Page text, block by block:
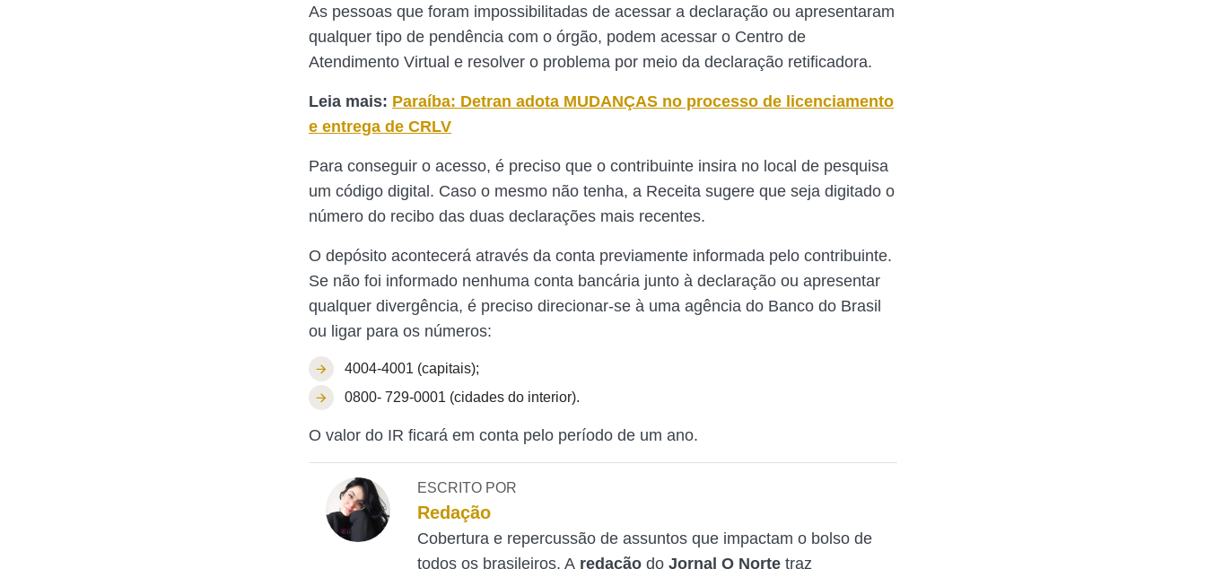
As pessoas que foram impossibilitadas de acessar a declaração ou apresentaram
qualquer tipo de pendência com o órgão, podem acessar o Centro de
Atendimento Virtual e resolver o problema por meio da declaração retificadora.
Leia mais: Paraíba: Detran adota MUDANÇAS no processo de licenciamento
e entrega de CRLV
Para conseguir o acesso, é preciso que o contribuinte insira no local de pesquisa
um código digital. Caso o mesmo não tenha, a Receita sugere que seja digitado o
número do recibo das duas declarações mais recentes.
O depósito acontecerá através da conta previamente informada pelo contribuinte.
Se não foi informado nenhuma conta bancária junto à declaração ou apresentar
qualquer divergência, é preciso direcionar-se à uma agência do Banco do Brasil
ou ligar para os números:
4004-4001 (capitais);
0800- 729-0001 (cidades do interior).
O valor do IR ficará em conta pelo período de um ano.
ESCRITO POR
Redação
Cobertura e repercussão de assuntos que impactam o bolso de
todos os brasileiros. A redaçãodoJornal O Nortetraz